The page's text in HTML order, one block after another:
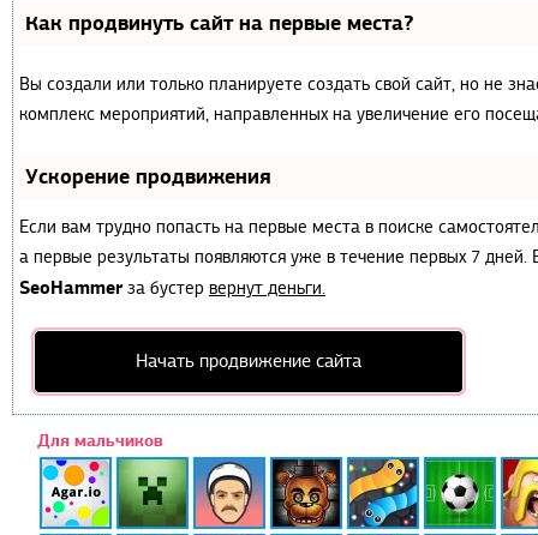
Как продвинуть сайт на первые места?
Вы создали или только планируете создать свой сайт, но не
комплекс мероприятий, направленных на увеличение его
Ускорение продвижения
Если вам трудно попасть на первые места в поиске
а первые результаты появляются уже в течение первых 7
SeoHammerза бустер вернут деньги.
Начать продвижение сайта
Для мальчиков